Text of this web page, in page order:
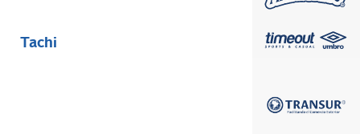
Tachi